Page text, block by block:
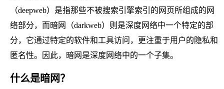
（deepweb）是指那些不被搜索引擎索引的网页所组成的网
络部分，而暗网（darkweb）则是深度网络中一个特定的部
分，它通过特定的软件和工具访问，更注重于用户的隐私和
匿名性。因此，暗网是深度网络中的一个子集。
什么是暗网？